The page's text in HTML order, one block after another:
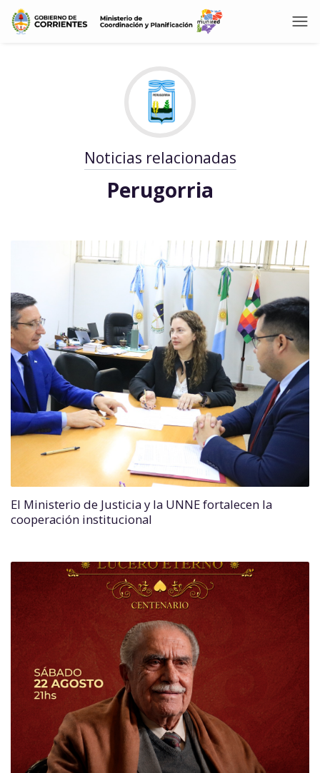
Noticias relacionadas
Perugorria
El Ministerio de Justicia y la UNNE fortalecen la
cooperación institucional